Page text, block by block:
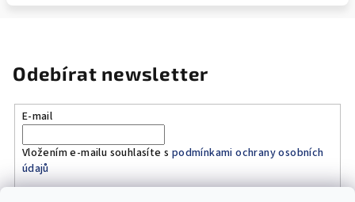
Odebírat newsletter
E-mail
Vložením e-mailu souhlasíte s podmínkami ochrany osobních
údajů